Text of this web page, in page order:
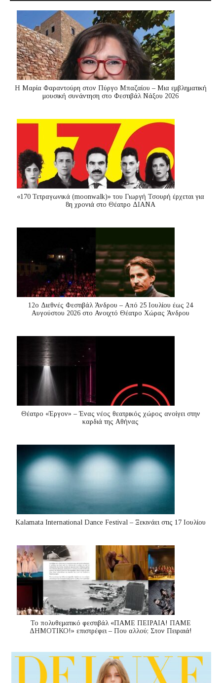
Η Μαρία Φαραντούρη στον Πύργο Μπαζαίου – Μια εμβληματική
μουσική συνάντηση στο Φεστιβάλ Νάξου 2026
«170 Τετραγωνικά (moonwalk)» του Γιωργή Τσουρή έρχεται για
8η χρονιά στο Θέατρο ΔΙΑΝΑ
12ο Διεθνές Φεστιβάλ Άνδρου – Από 25 Ιουλίου έως 24
Αυγούστου 2026 στο Ανοιχτό Θέατρο Χώρας Άνδρου
Θέατρο «Έργον» – Ένας νέος θεατρικός χώρος ανοίγει στην
καρδιά της Αθήνας
Kalamata International Dance Festival – Ξεκινάει στις 17 Ιουλίου
Το πολυθεματικό φεστιβάλ «ΠΑΜΕ ΠΕΙΡΑΙΑ! ΠΑΜΕ
ΔΗΜΟΤΙΚΟ!» επιστρέφει – Που αλλού; Στον Πειραιά!